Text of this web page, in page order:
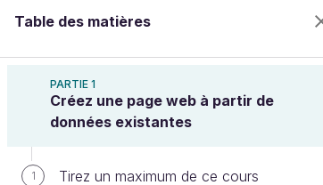
Table des matières
PARTIE 1
Créez une page web à partir de
données existantes
1 Tirez un maximum de ce cours